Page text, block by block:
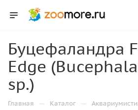
Буцефаландра
Edge
sp.)
Главная — Каталог —